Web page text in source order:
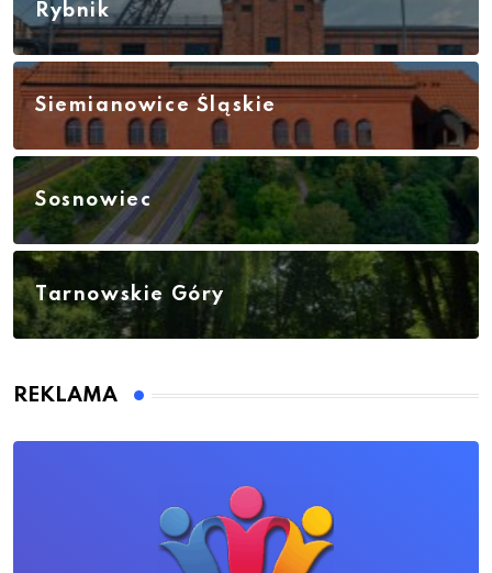
Rybnik
Siemianowice Śląskie
Sosnowiec
Tarnowskie Góry
REKLAMA